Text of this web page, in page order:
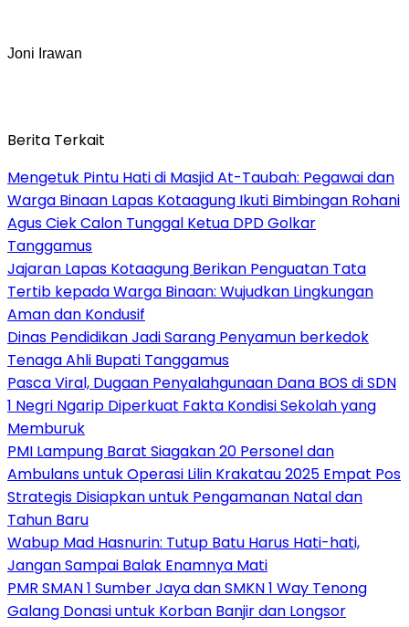
Joni Irawan
Berita Terkait
Mengetuk Pintu Hati di Masjid At-Taubah: Pegawai dan
Warga Binaan Lapas Kotaagung Ikuti Bimbingan Rohani
Agus Ciek Calon Tunggal Ketua DPD Golkar
Tanggamus
Jajaran Lapas Kotaagung Berikan Penguatan Tata
Tertib kepada Warga Binaan: Wujudkan Lingkungan
Aman dan Kondusif
Dinas Pendidikan Jadi Sarang Penyamun berkedok
Tenaga Ahli Bupati Tanggamus
Pasca Viral, Dugaan Penyalahgunaan Dana BOS di SDN
1 Negri Ngarip Diperkuat Fakta Kondisi Sekolah yang
Memburuk
PMI Lampung Barat Siagakan 20 Personel dan
Ambulans untuk Operasi Lilin Krakatau 2025 Empat Pos
Strategis Disiapkan untuk Pengamanan Natal dan
Tahun Baru
Wabup Mad Hasnurin: Tutup Batu Harus Hati-hati,
Jangan Sampai Balak Enamnya Mati
PMR SMAN 1 Sumber Jaya dan SMKN 1 Way Tenong
Galang Donasi untuk Korban Banjir dan Longsor